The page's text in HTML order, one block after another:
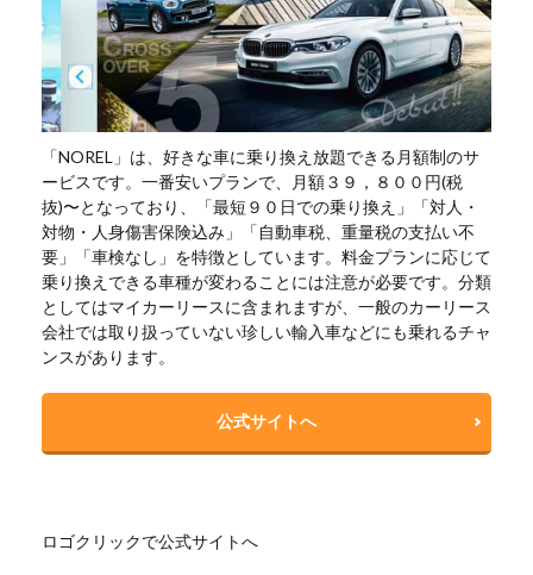
「NOREL」は、好きな車に乗り換え放題できる月額制のサ
ービスです。一番安いプランで、月額３９，８００円(税
抜)〜となっており、「最短９０日での乗り換え」「対人・
対物・人身傷害保険込み」「自動車税、重量税の支払い不
要」「車検なし」を特徴としています。料金プランに応じて
乗り換えできる車種が変わることには注意が必要です。分類
としてはマイカーリースに含まれますが、一般のカーリース
会社では取り扱っていない珍しい輸入車などにも乗れるチャ
ンスがあります。
公式サイトへ
ロゴクリックで公式サイトへ